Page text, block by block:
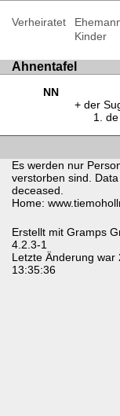
Verheiratet
Kinder
Ahnentafel
NN
der
Es werden nur
verstorben sind.
deceased.
Home:
Erstellt mit Gramps
4.2.3-1
Letzte Änderung war
13:35:36